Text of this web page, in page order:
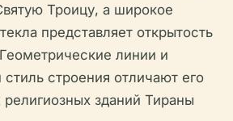
Троицу, а широкое
представляет открытость
линии и
строения отличают его
зданий Тираны